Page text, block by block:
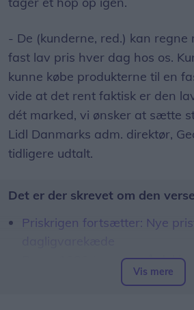
- De (kunderne, red.) kan regne
fast lav pris hver dag hos os.
kunne købe produkterne til en
vide at det rent faktisk er den
dét marked, vi ønsker at sætte
Lidl Danmarks adm. direktør,
tidligere udtalt.
Det er der skrevet om den
Priskrigen fortsætter: Nye
Rema 1000 tager også del i
Vis mere